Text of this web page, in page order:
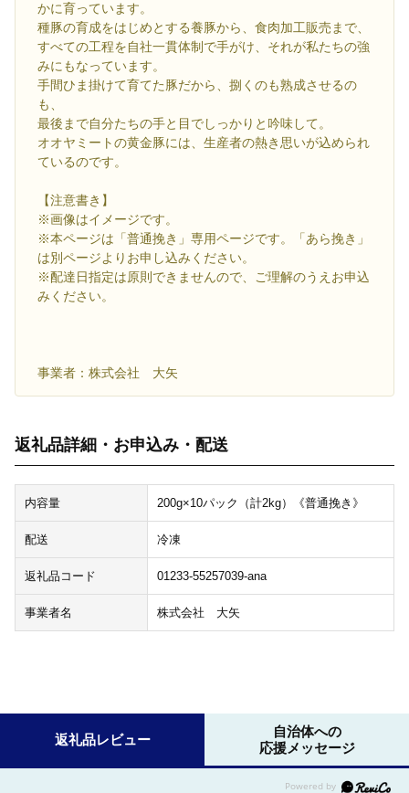
かに育っています。
種豚の育成をはじめとする養豚から、食肉加工販売まで、
すべての工程を自社一貫体制で手がけ、それが私たちの強
みにもなっています。
手間ひま掛けて育てた豚だから、捌くのも熟成させるの
も、
最後まで自分たちの手と目でしっかりと吟味して。
オオヤミートの黄金豚には、生産者の熱き思いが込められ
ているのです。
【注意書き】
※画像はイメージです。
※本ページは「普通挽き」専用ページです。「あら挽き」
は別ページよりお申し込みください。
※配達日指定は原則できませんので、ご理解のうえお申込
みください。
事業者：株式会社 大矢
返礼品詳細・お申込み・配送
内容量 200g×10パック（計2kg）《普通挽き》
配送 冷凍
返礼品コード 01233-55257039-ana
事業者名 株式会社 大矢
返礼品レビュー
自治体への
応援メッセージ